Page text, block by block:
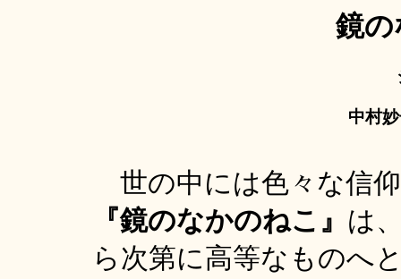
鏡
中村
世の中には色々な信
『鏡のなかのねこ』 は
ら次第に高等なものへ